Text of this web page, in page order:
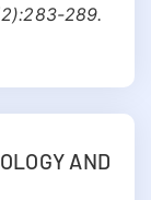
289.
AND